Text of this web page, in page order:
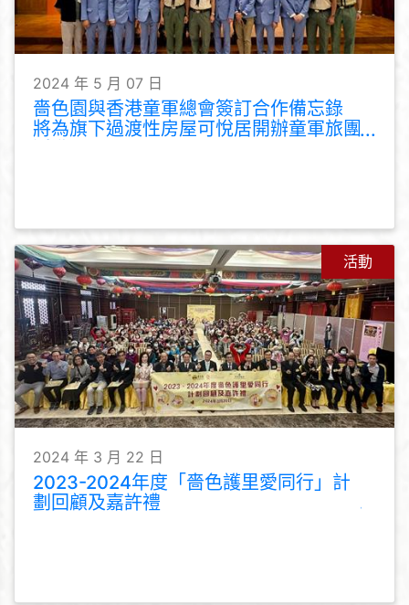
2024 年 5 月 07 日
嗇色園與香港童軍總會簽訂合作備忘錄
將為旗下過渡性房屋可悅居開辦童軍旅團
活動
2024 年 3 月 22 日
2023-2024年度「嗇色護里愛同行」計
劃回顧及嘉許禮